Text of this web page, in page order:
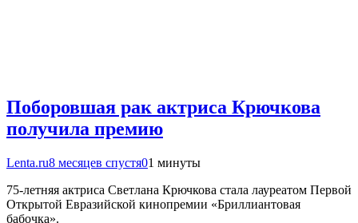
Поборовшая рак актриса Крючкова
получила премию
Lenta.ru8 месяцев спустя01 минуты
75-летняя актриса Светлана Крючкова стала лауреатом Первой
Открытой Евразийской кинопремии «Бриллиантовая
бабочка».